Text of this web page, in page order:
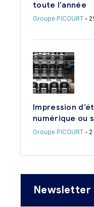
toute l’année
Groupe PICOURT-
Impression
numérique ou
Groupe PICOURT- 2
Newsletter